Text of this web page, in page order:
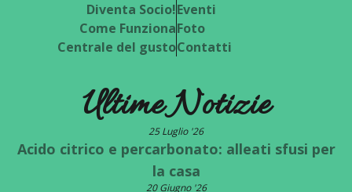
Diventa Socio!
Come Funziona
Centrale del gusto
Eventi
Foto
Contatti
Ultime Notizie
25 Luglio '26
Acido citrico e percarbonato: alleati sfusi per
la casa
20 Giugno '26